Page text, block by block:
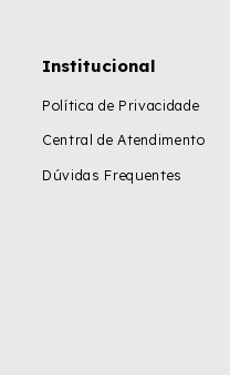
Institucional
Política de Privacidade
Central de Atendimento
Dúvidas Frequentes